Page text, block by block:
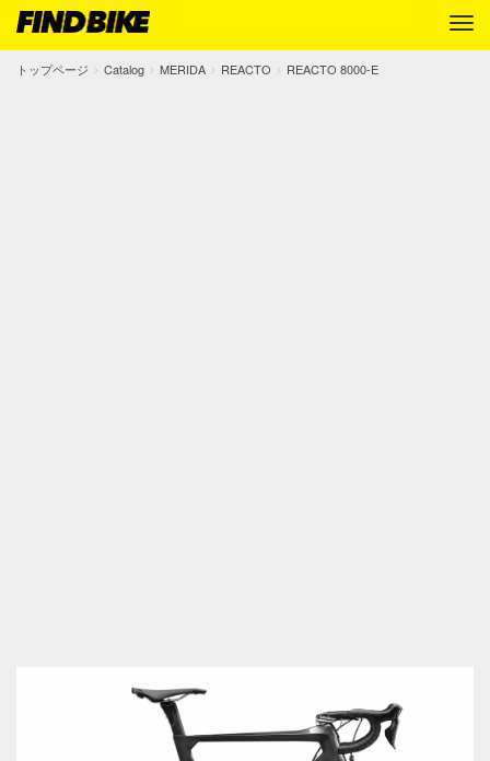
トップページ Catalog MERIDA REACTO REACTO 8000-E